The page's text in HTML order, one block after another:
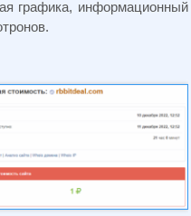
графика, информационный